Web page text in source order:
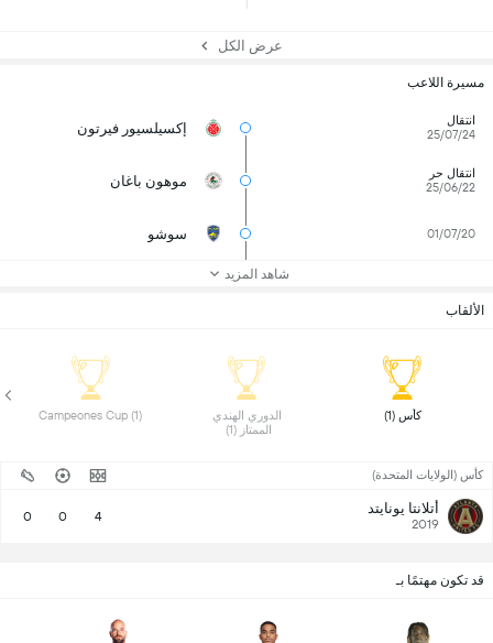
عرض الكل
مسيرة اللاعب
انتقال
25/07/24
إكسيلسيور فيرتون
انتقال حر
25/06/22
موهون باغان
01/07/20 سوشو
شاهد المزيد
الألقاب
كأس (1)
الممتاز (1)
كأس (الولايات المتحدة)
أتلانتا يونايتد
2019
4
0
0
قد تكون مهتمًا بـ